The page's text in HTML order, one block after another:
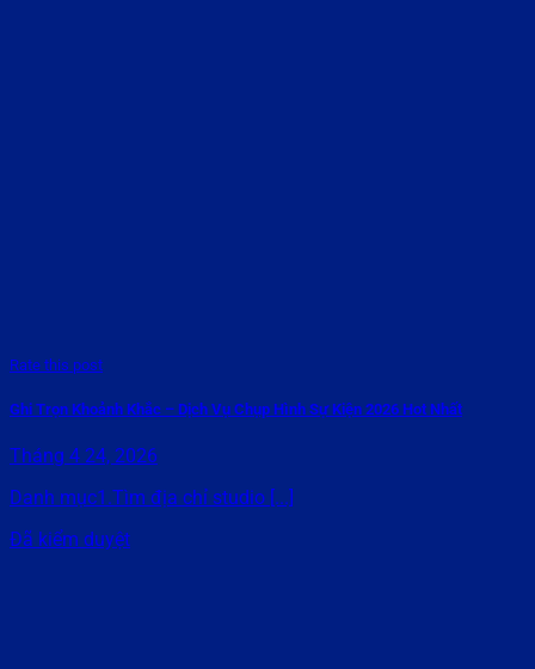
Rate this post
Ghi Trọn Khoảnh Khắc – Dịch Vụ Chụp Hình Sự Kiện 2026 Hot Nhất
Tháng 4 24, 2026
Danh mục1.Tìm địa chỉ studio [...]
Đã kiểm duyệt